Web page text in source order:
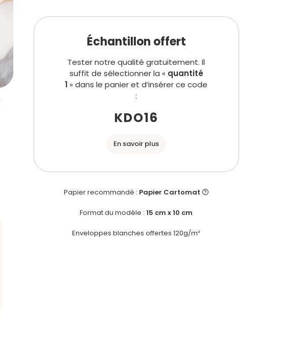
Papier recommandé : Papier Cartomat
Format du modèle : 15 cm x 10 cm
Enveloppes blanches offertes 120g/m²
Échantillon offert
Tester notre qualité gratuitement. Il
suffit de sélectionner la « quantité
1 » dans le panier et d’insérer ce code
:
KDO16
En savoir plus